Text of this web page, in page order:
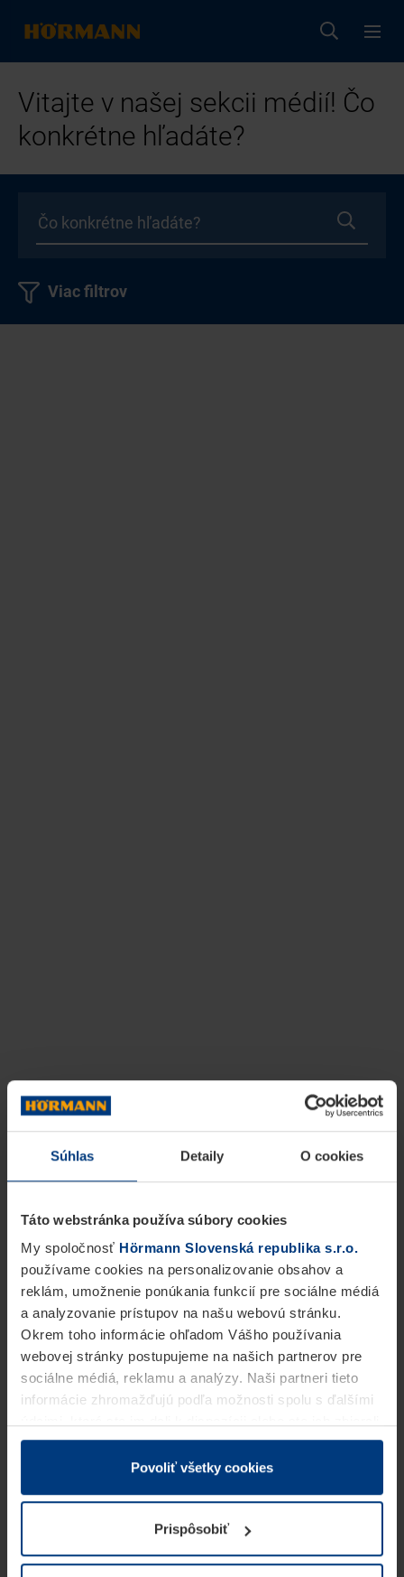
Súhlas Detaily O cookies
Táto webstránka používa súbory cookies
My spoločnosť Hörmann Slovenská republika s.r.o.
používame cookies na personalizovanie obsahov a
reklám, umožnenie ponúkania funkcií pre sociálne médiá
a analyzovanie prístupov na našu webovú stránku.
Okrem toho informácie ohľadom Vášho používania
webovej stránky postupujeme na našich partnerov pre
sociálne médiá, reklamu a analýzy. Naši partneri tieto
informácie zhromažďujú podľa možnosti spolu s ďalšími
v rámci Vášho využívania služieb.
Z právneho hľadiska môžeme cookies ukladať na Vašom
prevádzku tejto stránky. Pre všetky ostatné typy cookie
potrebujeme Vaše povolenie. Vaše povolenie môžete
kedykoľvek zmeniť alebo odvolať vo vysvetlení cookie
Povoliť všetky cookies
Prispôsobiť
Vitajte v našej sekcii médií! Čo
konkrétne hľadáte?
Viac filtrov